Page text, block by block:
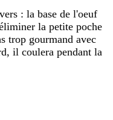
: la base de l'oeuf
la petite poche
trop gourmand avec
il coulera pendant la